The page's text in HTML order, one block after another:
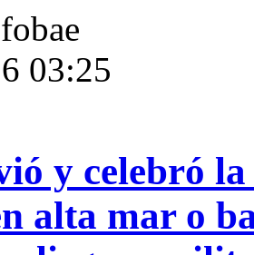
03:25
y celebró
alta mar o